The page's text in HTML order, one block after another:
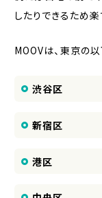
したりできるため楽
MOOVは、東京の
渋谷区
新宿区
港区